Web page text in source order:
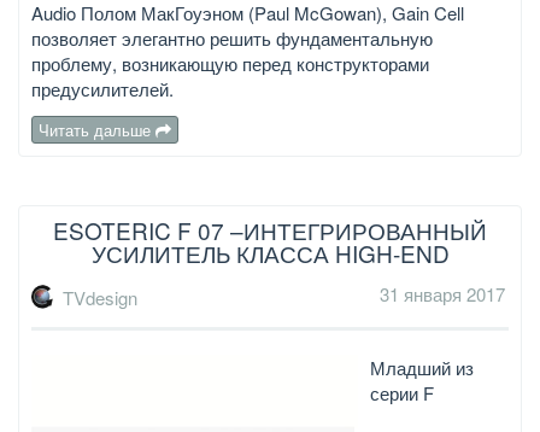
Audio Полом МакГоуэном (Paul McGowan), Gain Cell
позволяет элегантно решить фундаментальную
проблему, возникающую перед конструкторами
предусилителей.
Читать дальше
ESOTERIC F 07 –ИНТЕГРИРОВАННЫЙ
УСИЛИТЕЛЬ КЛАССА HIGH-END
TVdesign 31 января 2017
Младший из
серии F